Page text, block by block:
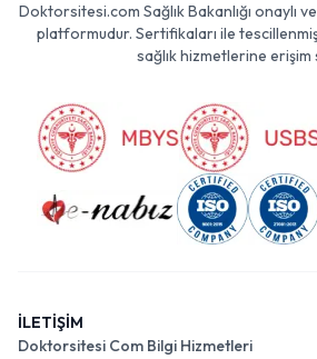
Doktorsitesi.com Sağlık Bakanlığı onaylı
platformudur. Sertifikaları ile
sağlık hizmetlerine erişim
İLETİŞİM
Doktorsitesi Com Bilgi Hizmetleri